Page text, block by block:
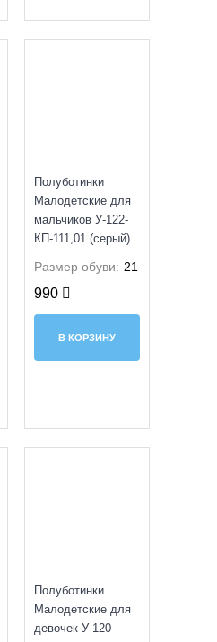
Полуботинки
Малодетские для
мальчиков У-122-
КП-111,01 (серый)
Размер обуви: 21
990
В КОРЗИНУ
Полуботинки
Малодетские для
девочек У-120-